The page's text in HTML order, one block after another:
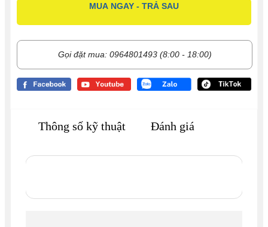
MUA NGAY - TRẢ SAU
Gọi đặt mua: 0964801493 (8:00 - 18:00)
Thông số kỹ thuật Đánh giá